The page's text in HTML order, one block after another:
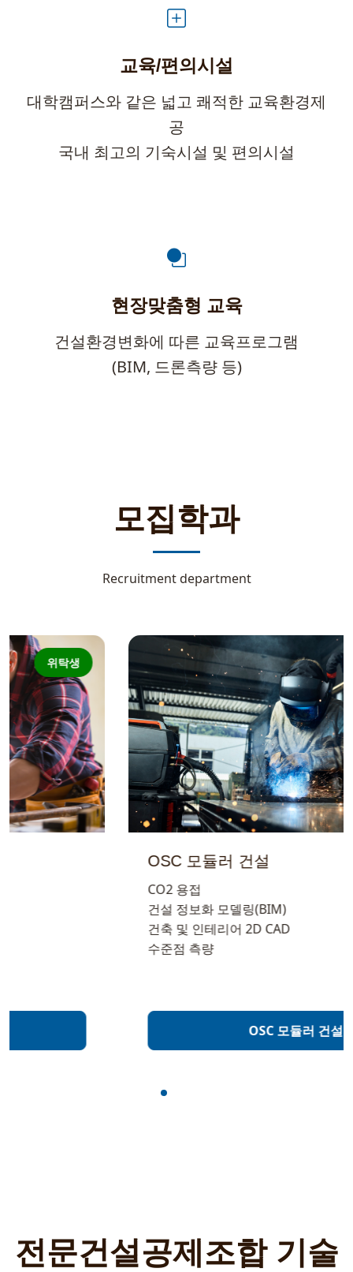
교육/편의시설
대학캠퍼스와 같은 넓고 쾌적한 교육환경제
공
국내 최고의 기숙시설 및 편의시설
현장맞춤형 교육
건설환경변화에 따른 교육프로그램
(BIM, 드론측량 등)
모집학과
Recruitment department
일반생
OSC 모듈러 건설
건설 정보화 모델링(BIM)
건축 및 인테리어 2D CAD
전문건설공제조합 기술